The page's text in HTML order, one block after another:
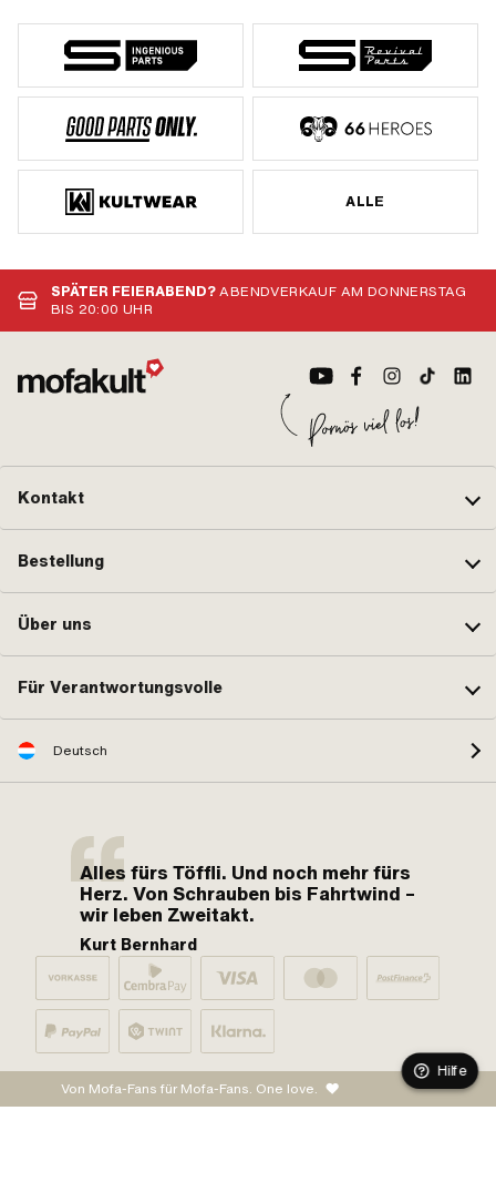
ALLE
SPÄTER FEIERABEND?ABENDVERKAUF AM DONNERSTAG
BIS 20:00 UHR
Kontakt
Bestellung
Über uns
Für Verantwortungsvolle
Deutsch
Alles fürs Töffli. Und noch mehr fürs
Herz. Von Schrauben bis Fahrtwind –
wir leben Zweitakt.
Kurt Bernhard
Von Mofa-Fans für Mofa-Fans. One love.
Hilfe